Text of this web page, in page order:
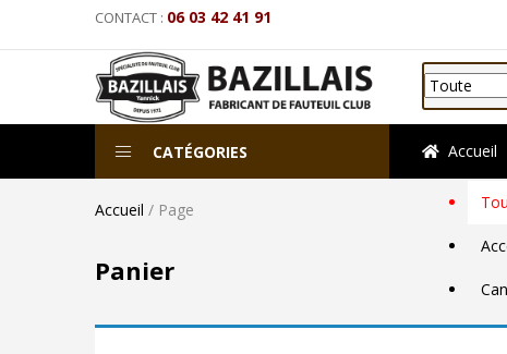
CONTACT : 06 03 42 41 91
Toute
CATÉGORIES Accueil
Accueil / Page
Panier